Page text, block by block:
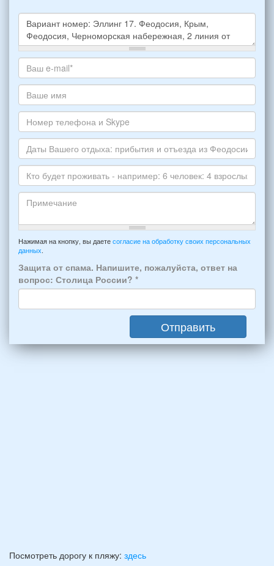
Какое
жилье
хотите
снять,
укажите
пожалуйста
НОМЕР
варианта:
*
Ваш
адрес
электронной
почты
*
Ваше
имя
Номер
телефона
и
Skype
Даты
Вашего
отдыха:
прибытия
отъезда
из
Феодосии:
*
Кто
будет
-
например:
6
человек:
4
взрослых
и
Примечание
Нажимая на кнопку, вы даете согласие на обработку своих персональных
данных
Защита от спама. Напишите, пожалуйста, ответ на
вопрос: Столица России? *
Отправить
Посмотреть дорогу к пляжу: здесь